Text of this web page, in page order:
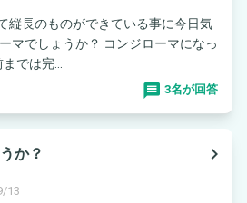
縦長のものができている事に今日気
か？ コンジローマになっ
では完...
3名が回答
か？
navigate_next
13